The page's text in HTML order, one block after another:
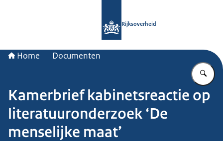
Rijksoverheid
Home Documenten
Kamerbrief kabinetsreactie op
literatuuronderzoek ‘De
menselijke maat’